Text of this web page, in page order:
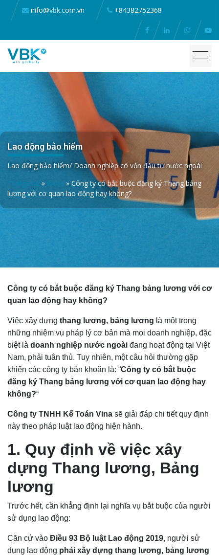
info@vbk.com.vn +84382752368
Lao động bảo hiểm
Lao động bảo hiểm/ Doanh nghiệp có vốn đầu tư nước ngoài
Trang chủ » FAQs » Công ty có bắt buộc đăng ký Thang bảng
lương với cơ quan lao động hay không?
Công ty có bắt buộc đăng ký Thang bảng lương với cơ
quan lao động hay không?
Việc xây dựng thang lương, bảng lương là một trong
những nhiệm vụ pháp lý cơ bản mà mọi doanh nghiệp, đặc
biệt là doanh nghiệp nước ngoài đang hoạt động tại Việt
Nam, phải tuân thủ. Tuy nhiên, một câu hỏi thường gặp
khiến các công ty băn khoăn là: “Công ty có bắt buộc
đăng ký Thang bảng lương với cơ quan lao động hay
không?“
Công ty TNHH Kế Toán Vina sẽ giải đáp chi tiết quy định
này theo pháp luật lao động hiện hành.
1. Quy định về việc xây
dựng Thang lương, Bảng
lương
Trước hết, cần khẳng định lại nghĩa vụ bắt buộc của người
sử dụng lao động:
Căn cứ vào Điều 93 Bộ luật Lao động 2019, người sử
dụng lao động phải xây dựng thang lương, bảng lương